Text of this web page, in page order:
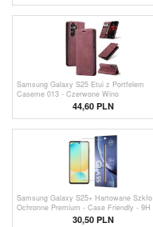
Samsung Galaxy S25 Etui z Portfelem
Caseme 013 - Czerwone Wino
44,60 PLN
Samsung Galaxy S25+ Hartowane Szkło
Ochronne Premium - Case Friendly - 9H
30,50 PLN